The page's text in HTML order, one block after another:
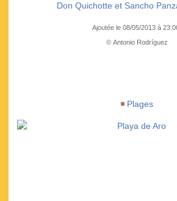
Don Quichotte et Sancho
Ajoutée le 08/05/2013 à
© Antonio Rodríguez
Plages